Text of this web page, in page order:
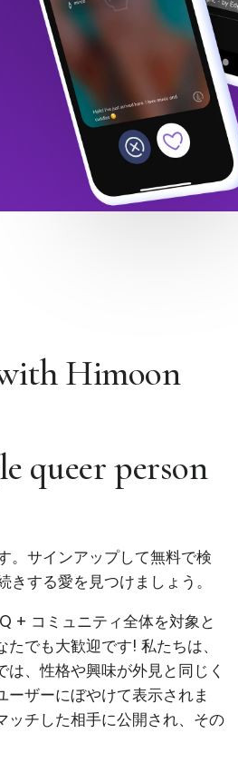
Himoon
queer person
。サインアップして無料で検
する愛を見つけましょう。
+ コミュニティ全体を対象と
でも大歓迎です! 私たちは、
、性格や興味が外見と同じく
ザーにぼやけて表示されま
チした相手に公開され、その